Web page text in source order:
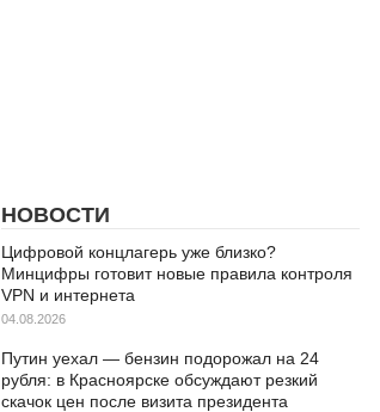
НОВОСТИ
Цифровой концлагерь уже близко?
Минцифры готовит новые правила контроля
VPN и интернета
04.08.2026
Путин уехал — бензин подорожал на 24
рубля: в Красноярске обсуждают резкий
скачок цен после визита президента